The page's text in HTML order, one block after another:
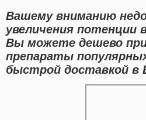
Вашему вниманию
увеличения потенции
Вы можете дешево
препараты
быстрой доставкой в